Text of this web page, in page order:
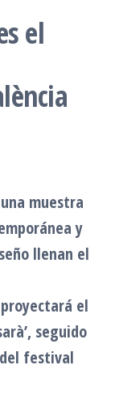
el
muestra
y
llenan el
el
seguido
festival